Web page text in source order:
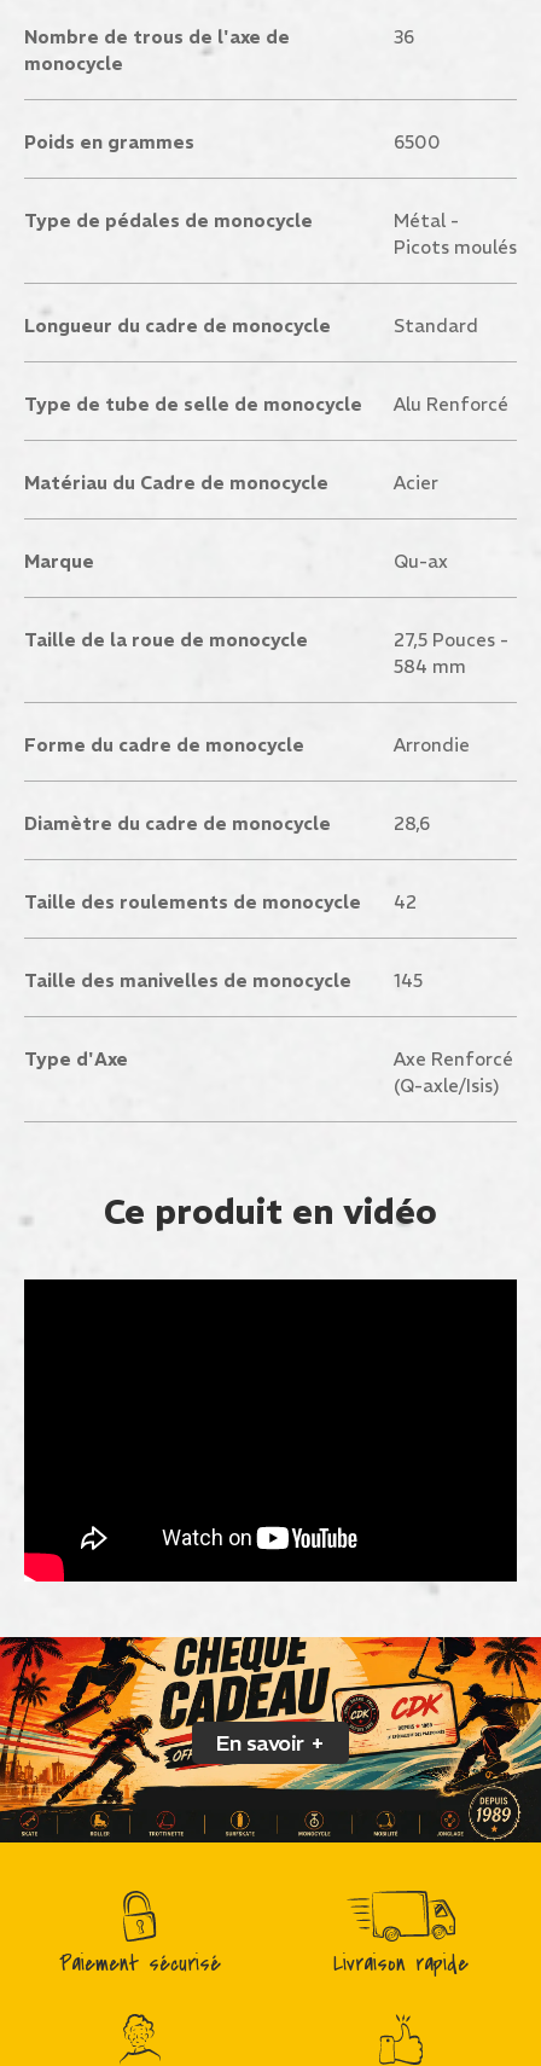
Nombre de trous de l'axe de
monocycle
36
Poids en grammes 6500
Type de pédales de monocycle
Métal -
Picots moulés
Longueur du cadre de monocycle Standard
Type de tube de selle de monocycle Alu Renforcé
Matériau du Cadre de monocycle Acier
Marque Qu-ax
Taille de la roue de monocycle
27,5 Pouces -
584 mm
Forme du cadre de monocycle Arrondie
Diamètre du cadre de monocycle 28,6
Taille des roulements de monocycle 42
Taille des manivelles de monocycle 145
Type d'Axe
Axe Renforcé
(Q-axle/Isis)
Ce produit en vidéo
En savoir +
Paiement sécurisé Livraison rapide